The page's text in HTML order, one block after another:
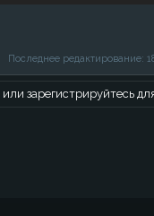
Последнее редактирование:
зарегистрируйтесь